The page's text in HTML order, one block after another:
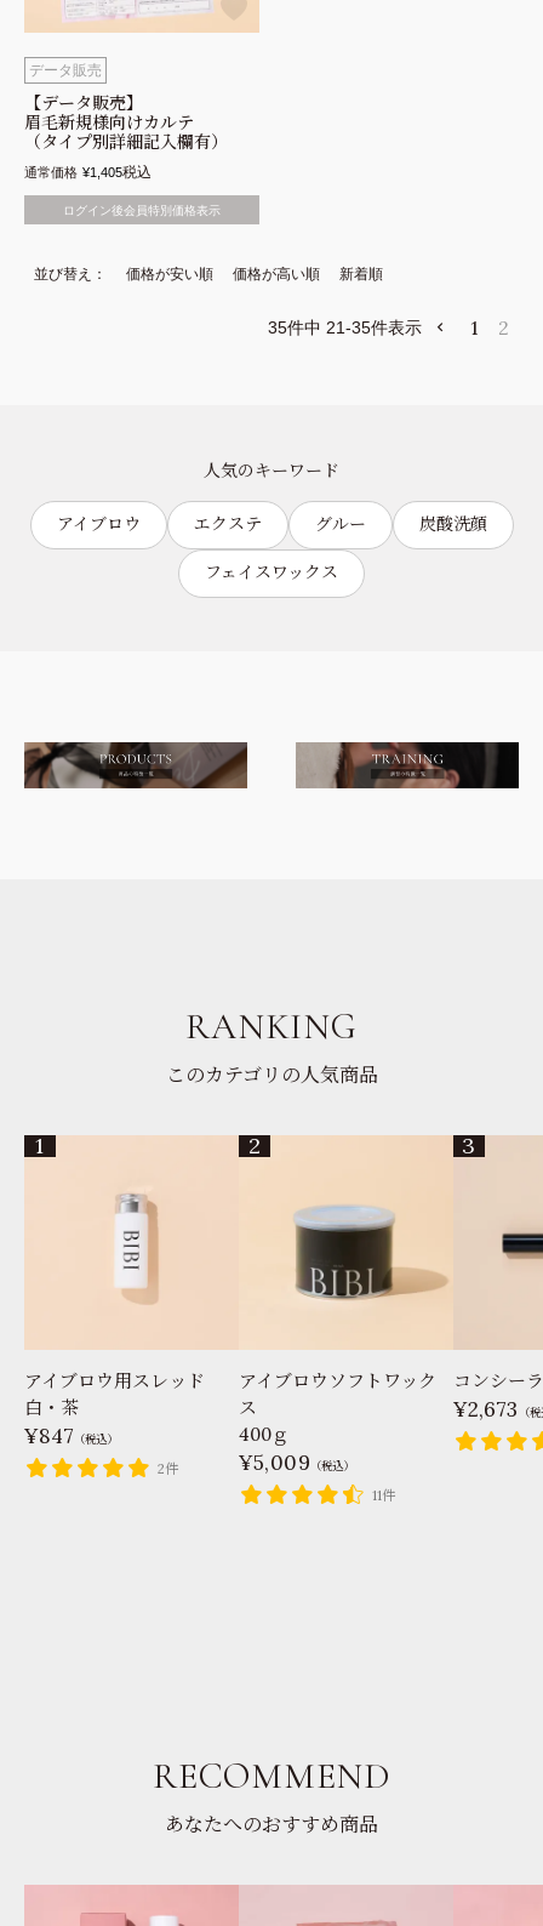
データ販売
【データ販売】
眉毛新規様向けカルテ
（タイプ別詳細記入欄有）
通常価格 ¥1,405税込
ログイン後会員特別価格表示
並び替え 価格が安い順 価格が高い順 新着順
35件中 21-35件表示 1 2
人気のキーワード
アイブロウ エクステ グルー 炭酸洗顔
フェイスワックス
RANKING
このカテゴリの人気商品
アイブロウ用スレッド
白・茶
847 （税込）
2件
アイブロウソフトワック
ス
400ｇ
5,009 （税込）
11件
コンシー
2,673 （
RECOMMEND
あなたへのおすすめ商品